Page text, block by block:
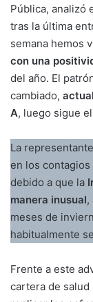
Pública, analizó
tras la última
semana hemos
con una
del año. El
cambiado,
A, luego sigue
La
en los
debido a que la
manera inusual,
meses de
habitualmente
Frente a este
cartera de